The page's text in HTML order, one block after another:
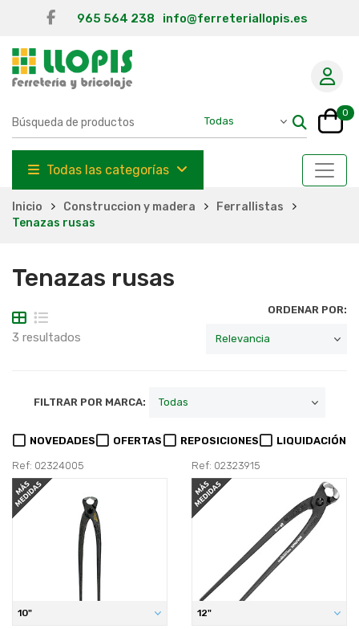
965 564 238 info@ferreteriallopis.es
0
Todas las categorías
Inicio Construccion y madera
Ferrallistas
Tenazas rusas
Tenazas rusas
3 resultados
ORDENAR POR:
FILTRAR POR MARCA:
NOVEDADES OFERTAS REPOSICIONES LIQUIDACIÓN
Ref: 02324005
10"
Ref: 02323915
12"